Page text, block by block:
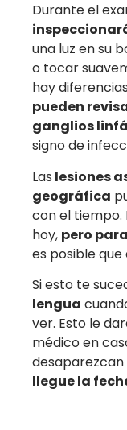
Durante el
una luz en su
o tocar
hay
pueden
ganglios
signo de
Las lesiones
geográfica
con el tiempo.
hoy, pero
es posible
Si esto te
lengua
ver. Esto le
médico en
llegue la